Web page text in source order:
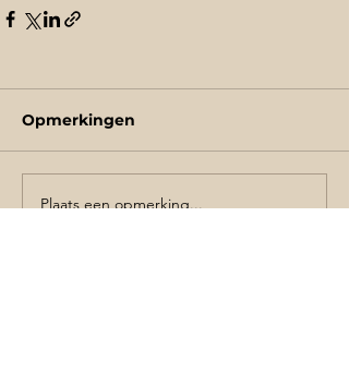
Opmerkingen
Plaats een opmerking...